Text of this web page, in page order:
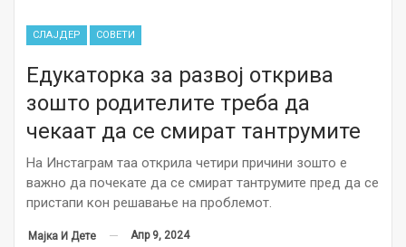
СЛАЈДЕР СОВЕТИ
Едукаторка за развој открива
зошто родителите треба да
чекаат да се смират тантрумите
На Инстаграм таа открила четири причини зошто е
важно да почекате да се смират тантрумите пред да се
пристапи кон решавање на проблемот.
Мајка И Дете Апр 9, 2024